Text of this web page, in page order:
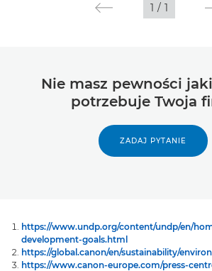
1 / 1
Nie masz pewności
potrzebuje Twoja
ZADAJ PYTANIE
https://www.undp.org/content/undp/en/
development-goals.html
https://global.canon/en/sustainability/
https://www.canon-europe.com/press-